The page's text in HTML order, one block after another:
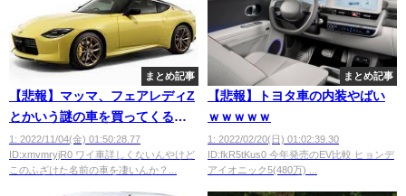
まとめ記事
【悲報】マッマ、フェアレディZ
とかいう謎の車を買ってくる
www
1: 2022/11/04(金) 01:50:28.77
ID:xmvmryjR0 ワイ車詳しくないんやけど
このふざけた名前の車を凄いんか？...
まとめ記事
【悲報】トヨタ車の内装やばい
ｗｗｗｗｗ
1: 2022/02/20(日) 01:02:39.30
ID:fkR5tKus0 今年発売のEV比較 ヒョンデ
アイオニック5(480万) ...